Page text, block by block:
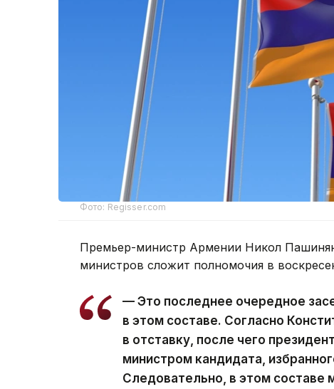
Фото: Regisser.com
Премьер-министр Армении Никол
министров сложит полномочия в
— Это последнее очередное
в этом составе. Согласно
в отставку, после чего
министром кандидата,
Следовательно, в этом составе